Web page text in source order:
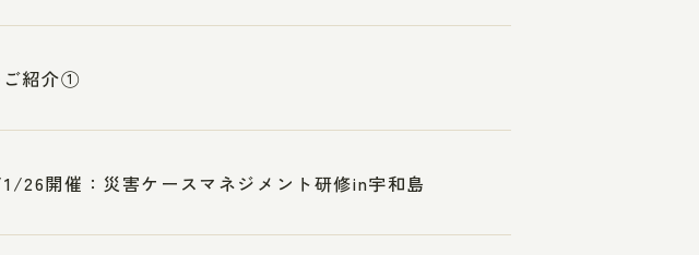
ご紹介①
26開催：災害ケースマネジメント研修in宇和島